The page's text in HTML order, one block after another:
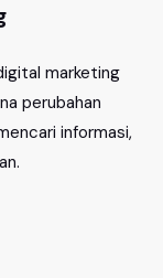
marketing
perubahan
informasi,